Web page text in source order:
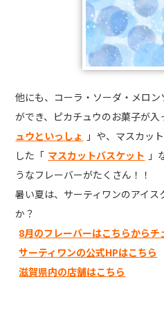
他にも、コーラ・ソーダ・メロ
ができ、ピカチュウのお菓子が入
ュウといっしょ 」や、マスカッ
した「 マスカットバスケット 」
うなフレーバーがたくさん！！
暑い夏は、サーティワンのアイ
か？
8月のフレーバーはこちらからチ
サーティワンの公式HPはこちら
滋賀県内の店舗はこちら